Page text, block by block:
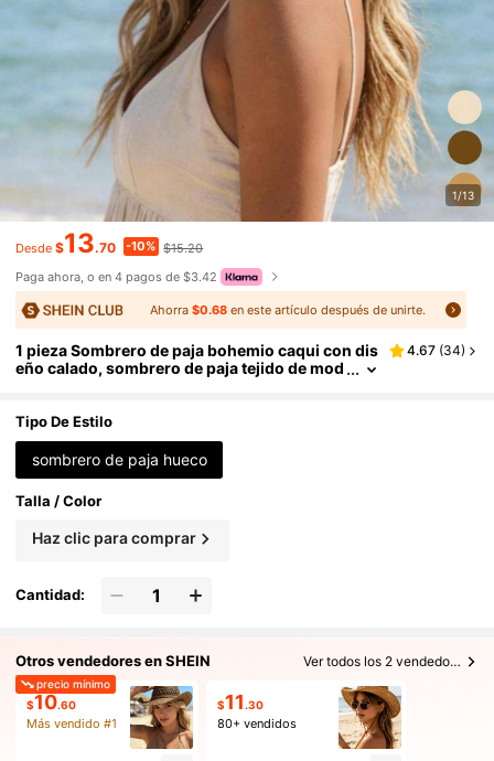
1/13
Desde $13.70 -10% $15.20
Paga ahora, o en 4 pagos de $3.42
Ahorra $0.68en este artículo después de unirte.
1 pieza Sombrero de paja bohemio caqui con dis
eño calado, sombrero de paja tejido de mod
4.67 (34)
Tipo De Estilo
sombrero de paja hueco
Talla / Color
Haz clic para comprar
Cantidad:
Otros vendedores en SHEIN Ver todos los 2 vendedores
precio mínimo
$10.60
Más vendido #1
$11 .30
80+ vendidos